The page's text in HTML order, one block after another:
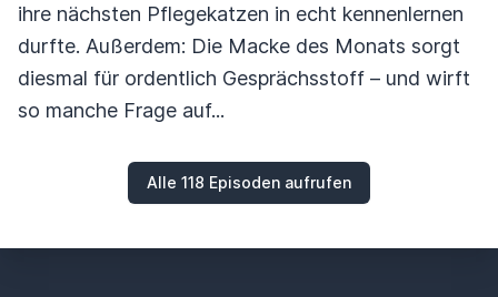
ihre nächsten Pflegekatzen in echt kennenlernen
durfte. Außerdem: Die Macke des Monats sorgt
diesmal für ordentlich Gesprächsstoff – und wirft
so manche Frage auf...
Alle 118 Episoden aufrufen